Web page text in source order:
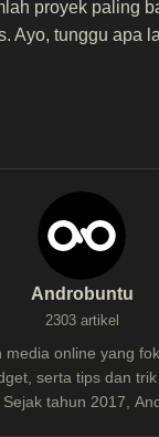
proyek paling
Ayo, tunggu apa
Androbuntu
2303 artikel
media online yang
serta tips dan
tahun 2017,